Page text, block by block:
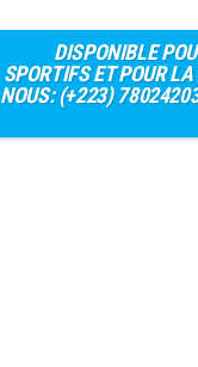
DISPONIBLE
SPORTIFS ET POUR
NOUS: (+223)